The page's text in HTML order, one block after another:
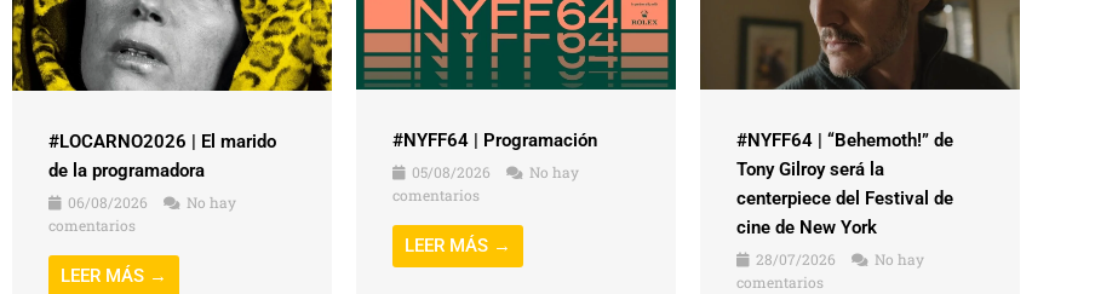
#LOCARNO2026 | El marido
de la programadora
06/08/2026
No hay
comentarios
LEER MÁS →
#NYFF64 | Programación
05/08/2026
No hay
comentarios
LEER MÁS →
#NYFF64 | “Behemoth!” de
Tony Gilroy será la
centerpiece del Festival de
cine de New York
28/07/2026
No hay
comentarios